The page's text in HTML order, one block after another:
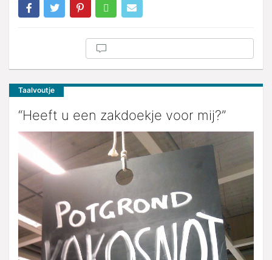
Taalvoutje
“Heeft u een zakdoekje voor mij?”